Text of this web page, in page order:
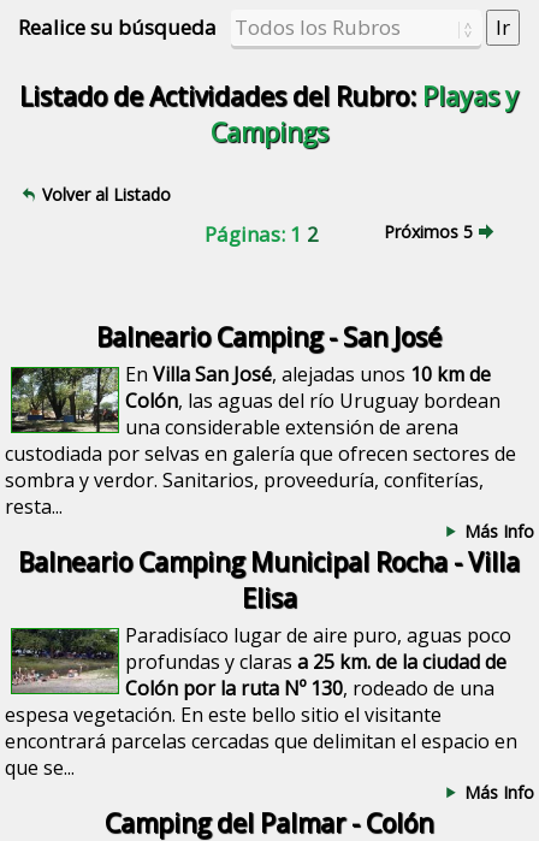
Realice su búsqueda
Listado de Actividades del Rubro: Playas y
Campings
Volver al Listado
Páginas: 1 2 Próximos 5
Balneario Camping - San José
EnVilla San José, alejadas unos 10 km de
Colón, las aguas del río Uruguay bordean
una considerable extensión de arena
custodiada por selvas en galería que ofrecen sectores de
sombra y verdor. Sanitarios, proveeduría, confiterías,
resta...
Más Info
Balneario Camping Municipal Rocha - Villa
Elisa
Paradisíaco lugar de aire puro, aguas poco
profundas y clarasa 25 km. de la ciudad de
Colón por la ruta Nº 130, rodeado de una
espesa vegetación. En este bello sitio el visitante
encontrará parcelas cercadas que delimitan el espacio en
que se...
Más Info
Camping del Palmar - Colón